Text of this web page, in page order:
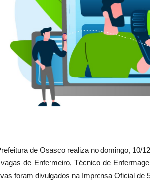
de Osasco realiza no domingo, 10/
de Enfermeiro, Técnico de
foram divulgados na Imprensa Oficial de